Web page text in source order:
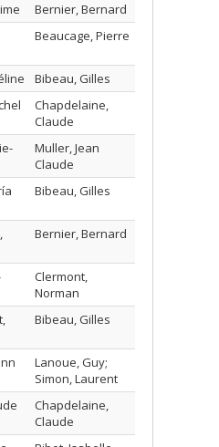
Bernier, Bernard
Beaucage, Pierre
Bibeau, Gilles
Chapdelaine,
Claude
Muller, Jean
Claude
Bibeau, Gilles
Bernier, Bernard
Clermont,
Norman
Bibeau, Gilles
Lanoue, Guy;
Simon, Laurent
Chapdelaine,
Claude